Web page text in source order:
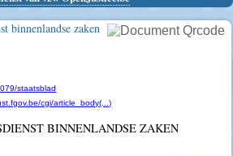
binnenlandse zaken
staatsblad
cgi/article_body(...)
BINNENLANDSE ZAKEN